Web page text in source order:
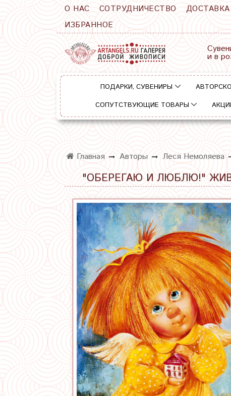
О НАС СОТРУДНИЧЕСТВО
ИЗБРАННОЕ
и в
ПОДАРКИ, СУВЕНИРЫ
СОПУТСТВУЮЩИЕ ТОВАРЫ
Главная Авторы Леся Немоляева
"ОБЕРЕГАЮ И ЛЮБЛЮ!"